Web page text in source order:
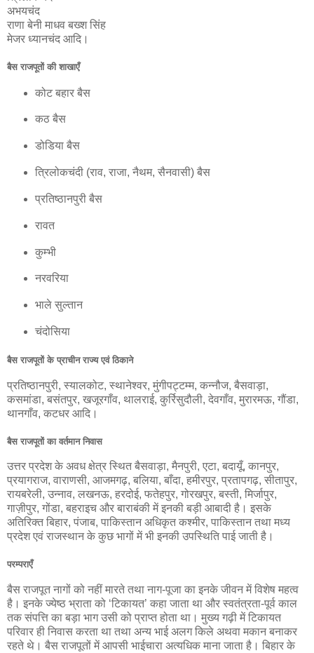
अभयचंद
राणा बेनी माधव बख्श सिंह
मेजर ध्यानचंद आदि।
बैस राजपूतों की शाखाएँ
कोट बहार बैस
कठ बैस
डोडिया बैस
त्रिलोकचंदी (राव, राजा, नैथम, सैनवासी) बैस
प्रतिष्ठानपुरी बैस
रावत
कुम्भी
नरवरिया
भाले सुल्तान
चंदोसिया
बैस राजपूतों के प्राचीन राज्य एवं ठिकाने
प्रतिष्ठानपुरी, स्यालकोट, स्थानेश्वर, मुंगीपट्टम्म, कन्नौज, बैसवाड़ा,
कसमांडा, बसंतपुर, खजूरगाँव, थालराई, कुर्रिसुदौली, देवगाँव, मुरारमऊ, गौंडा,
थानगाँव, कटधर आदि।
बैस राजपूतों का वर्तमान निवास
उत्तर प्रदेश के अवध क्षेत्र स्थित बैसवाड़ा, मैनपुरी, एटा, बदायूँ, कानपुर,
प्रयागराज, वाराणसी, आजमगढ़, बलिया, बाँदा, हमीरपुर, प्रतापगढ़, सीतापुर,
रायबरेली, उन्नाव, लखनऊ, हरदोई, फतेहपुर, गोरखपुर, बस्ती, मिर्जापुर,
गाज़ीपुर, गोंडा, बहराइच और बाराबंकी में इनकी बड़ी आबादी है। इसके
अतिरिक्त बिहार, पंजाब, पाकिस्तान अधिकृत कश्मीर, पाकिस्तान तथा मध्य
प्रदेश एवं राजस्थान के कुछ भागों में भी इनकी उपस्थिति पाई जाती है।
परम्पराएँ
बैस राजपूत नागों को नहीं मारते तथा नाग-पूजा का इनके जीवन में विशेष महत्व
है। इनके ज्येष्ठ भ्राता को ‘टिकायत’ कहा जाता था और स्वतंत्रता-पूर्व काल
तक संपत्ति का बड़ा भाग उसी को प्राप्त होता था। मुख्य गढ़ी में टिकायत
परिवार ही निवास करता था तथा अन्य भाई अलग किले अथवा मकान बनाकर
रहते थे। बैस राजपूतों में आपसी भाईचारा अत्यधिक माना जाता है। बिहार के